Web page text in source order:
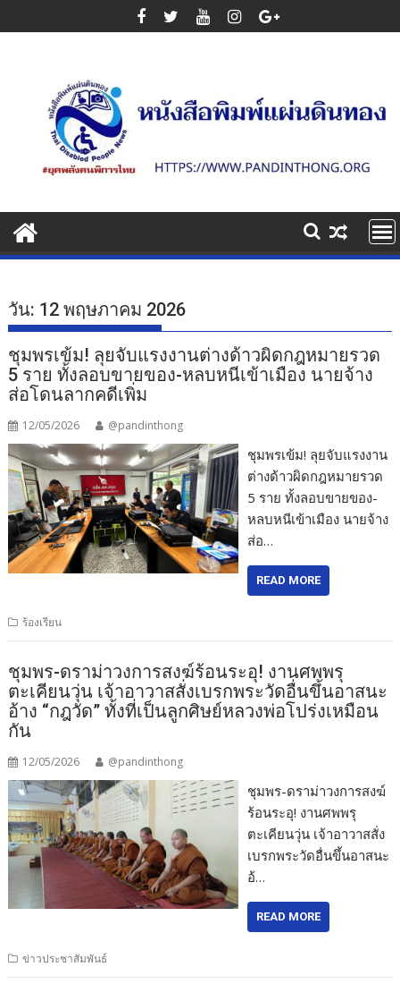
to
วัน: 12 พฤษภาคม 2026
ชุมพรเข้ม! ลุยจับแรงงานต่างด้าวผิดกฎหมายรวด
5 ราย ทั้งลอบขายของ-หลบหนีเข้าเมือง นายจ้าง
ส่อโดนลากคดีเพิ่ม
12/05/2026 @pandinthong
ชุมพรเข้ม! ลุยจับแรงงาน
ต่างด้าวผิดกฎหมายรวด
5 ราย ทั้งลอบขายของ-
หลบหนีเข้าเมือง นายจ้าง
ส่อ…
READ MORE
ร้องเรียน
ชุมพร-ดราม่าวงการสงฆ์ร้อนระอุ! งานศพพรุ
ตะเคียนวุ่น เจ้าอาวาสสั่งเบรกพระวัดอื่นขึ้นอาสนะ
อ้าง “กฎวัด” ทั้งที่เป็นลูกศิษย์หลวงพ่อโปร่งเหมือน
กัน
12/05/2026 @pandinthong
ชุมพร-ดราม่าวงการสงฆ์
ร้อนระอุ! งานศพพรุ
ตะเคียนวุ่น เจ้าอาวาสสั่ง
เบรกพระวัดอื่นขึ้นอาสนะ
อ้…
READ MORE
ข่าวประชาสัมพันธ์